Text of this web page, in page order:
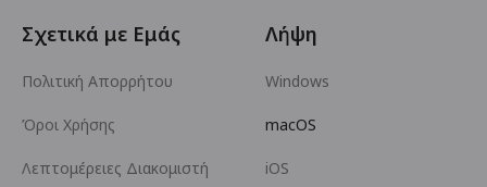
Σχετικά με Εμάς
Πολιτική Απορρήτου
Όροι Χρήσης
Λεπτομέρειες Διακομιστή
Λήψη
Windows
macOS
iOS